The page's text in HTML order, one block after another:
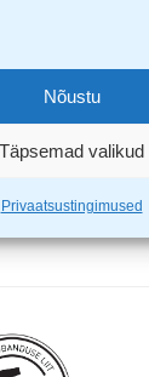
Nõustu
Täpsemad valikud
Privaatsustingimused
ole pakendiga